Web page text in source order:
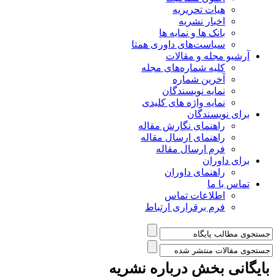
هیات تحریریه
اخبار نشریه
بانک ها و نمایه ها
سیاست‌های داوری همتا
مجله و مقالات
کلیه شماره‌های مجله
آخرین شماره
نمایه نویسندگان
نمایه واژه های کلیدی
نویسندگان
راهنمای نگارش مقاله
راهنمای ارسال مقاله
فرم ارسال مقاله
داوران
راهنمای داوران
با ما
اطلاعات تماس
فرم برقراری ارتباط
بخشدرباره نشریه